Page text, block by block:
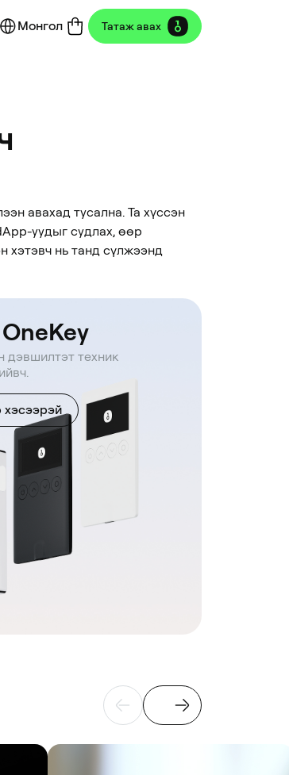
Монгол Татаж авах
авахад тусална. Та хүссэн
уудыг судлах, өөр
хэтэвч нь танд сүлжээнд
дэвшилтэт техник
хэсээрэй